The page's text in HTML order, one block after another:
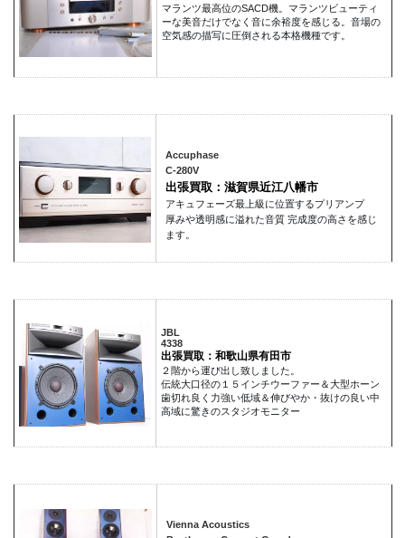
マランツ最高位のSACD機。マランツビューティ
ーな美音だけでなく音に余裕度を感じる。音場の
空気感の描写に圧倒される本格機種です。
Accuphase
C-280V
出張買取：滋賀県近江八幡市
アキュフェーズ最上級に位置するプリアンプ
厚みや透明感に溢れた音質 完成度の高さを感じ
ます。
JBL
4338
出張買取：和歌山県有田市
２階から運び出し致しました。
伝統大口径の１５インチウーファー＆大型ホーン
歯切れ良く力強い低域＆伸びやか・抜けの良い中
高域に驚きのスタジオモニター
Vienna Acoustics